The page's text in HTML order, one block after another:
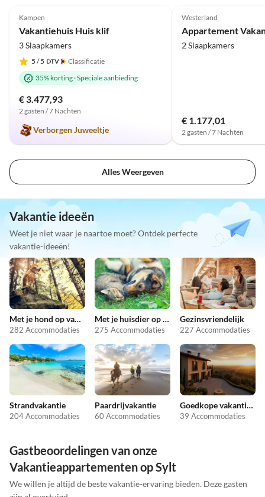
Kampen
Vakantiehuis Huis klif
3 Slaapkamers
5 / 5
Classificatie
35% korting·Speciale aanbieding
€ 3.477,93
2 gasten / 7 Nachten
Verborgen Juweeltje
Westerland
2 Slaapkamers
€ 1.177,01
2 gasten / 7 Nachten
Alles Weergeven
Vakantie ideeën
Weet je niet waar je naartoe moet? Ontdek perfecte
vakantie-ideeën!
Met je hond op vakantie
282 Accommodaties
Met je huisdier op vakantie
275 Accommodaties
Gezinsvriendelijk
227 Accommodaties
Strandvakantie
204 Accommodaties
Paardrijvakantie
60 Accommodaties
Goedkope vakantieappartementen
39 Accommodaties
Gastbeoordelingen van onze
Vakantieappartementen op Sylt
We willen je altijd de beste vakantie-ervaring bieden. Deze gasten